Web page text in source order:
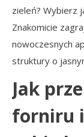
zieleń? Wybierz
Znakomicie
nowoczesnych
struktury o
Jak
forniru